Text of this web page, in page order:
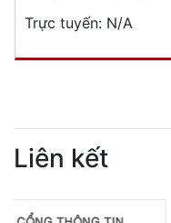
Trực tuyến: N/A
Liên kết